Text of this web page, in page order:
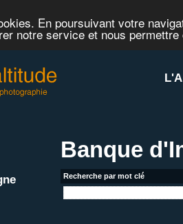
En poursuivant votre
notre service et nous
Banque
Recherche par mot clé